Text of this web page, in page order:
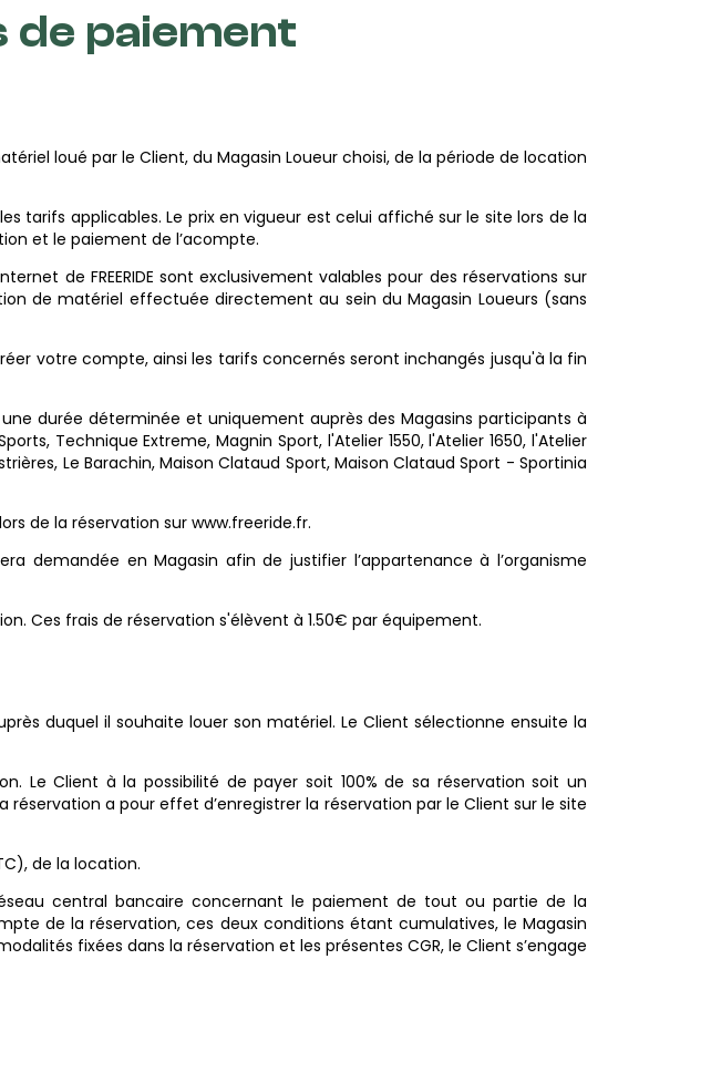
paiement
loué par le Client, du Magasin Loueur choisi, de la période de location
tarifs applicables. Le prix en vigueur est celui affiché sur le site lors de la
et le paiement de l’acompte.
de FREERIDE sont exclusivement valables pour des réservations sur
de matériel effectuée directement au sein du Magasin Loueurs (sans
votre compte, ainsi les tarifs concernés seront inchangés jusqu'à la fin
durée déterminée et uniquement auprès des Magasins participants à
Technique Extreme, Magnin Sport, l'Atelier 1550, l'Atelier 1650, l'Atelier
Le Barachin, Maison Clataud Sport, Maison Clataud Sport - Sportinia
de la réservation sur www.freeride.fr.
demandée en Magasin afin de justifier l’appartenance à l’organisme
Ces frais de réservation s'élèvent à 1.50€ par équipement.
duquel il souhaite louer son matériel. Le Client sélectionne ensuite la
Le Client à la possibilité de payer soit 100% de sa réservation soit un
a pour effet d’enregistrer la réservation par le Client sur le site
de la location.
central bancaire concernant le paiement de tout ou partie de la
de la réservation, ces deux conditions étant cumulatives, le Magasin
fixées dans la réservation et les présentes CGR, le Client s’engage